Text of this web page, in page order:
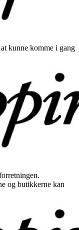
kunne komme i gang
og butikkerne kan